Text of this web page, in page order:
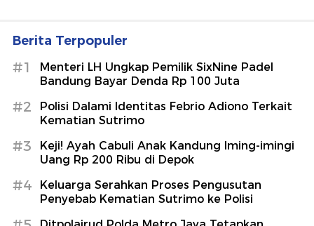
Berita Terpopuler
#1
Menteri LH Ungkap Pemilik SixNine Padel
Bandung Bayar Denda Rp 100 Juta
#2
Polisi Dalami Identitas Febrio Adiono Terkait
Kematian Sutrimo
#3
Keji! Ayah Cabuli Anak Kandung Iming-imingi
Uang Rp 200 Ribu di Depok
#4
Keluarga Serahkan Proses Pengusutan
Penyebab Kematian Sutrimo ke Polisi